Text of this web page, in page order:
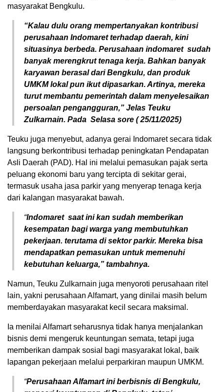
masyarakat Bengkulu.
“Kalau dulu orang mempertanyakan kontribusi
perusahaan Indomaret terhadap daerah, kini
situasinya berbeda. Perusahaan indomaret sudah
banyak merengkrut tenaga kerja. Bahkan banyak
karyawan berasal dari Bengkulu, dan produk
UMKM lokal pun ikut dipasarkan. Artinya, mereka
turut membantu pemerintah dalam menyelesaikan
persoalan pengangguran,” Jelas Teuku
Zulkarnain. Pada Selasa sore ( 25/11/2025)
Teuku juga menyebut, adanya gerai Indomaret secara tidak
langsung berkontribusi terhadap peningkatan Pendapatan
Asli Daerah (PAD). Hal ini melalui pemasukan pajak serta
peluang ekonomi baru yang tercipta di sekitar gerai,
termasuk usaha jasa parkir yang menyerap tenaga kerja
dari kalangan masyarakat bawah.
“Indomaret saat ini kan sudah memberikan
kesempatan bagi warga yang membutuhkan
pekerjaan. terutama di sektor parkir. Mereka bisa
mendapatkan pemasukan untuk memenuhi
kebutuhan keluarga,” tambahnya.
Namun, Teuku Zulkarnain juga menyoroti perusahaan ritel
lain, yakni perusahaan Alfamart, yang dinilai masih belum
memberdayakan masyarakat kecil secara maksimal.
Ia menilai Alfamart seharusnya tidak hanya menjalankan
bisnis demi mengeruk keuntungan semata, tetapi juga
memberikan dampak sosial bagi masyarakat lokal, baik
lapangan pekerjaan melalui perparkiran maupun UMKM.
“Perusahaan Alfamart ini berbisnis di Bengkulu,